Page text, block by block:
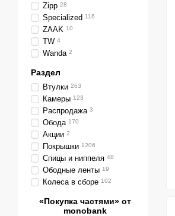
Zipp 28
Specialized 116
ZAAK 10
TW 4
Wanda 2
Раздел
Втулки 263
Камеры 123
Распродажа 3
Обода 170
Акции 2
Покрышки 1206
Спицы и ниппеля 48
Ободные ленты 19
Колеса в сборе 102
«Покупка частями» от
monobank